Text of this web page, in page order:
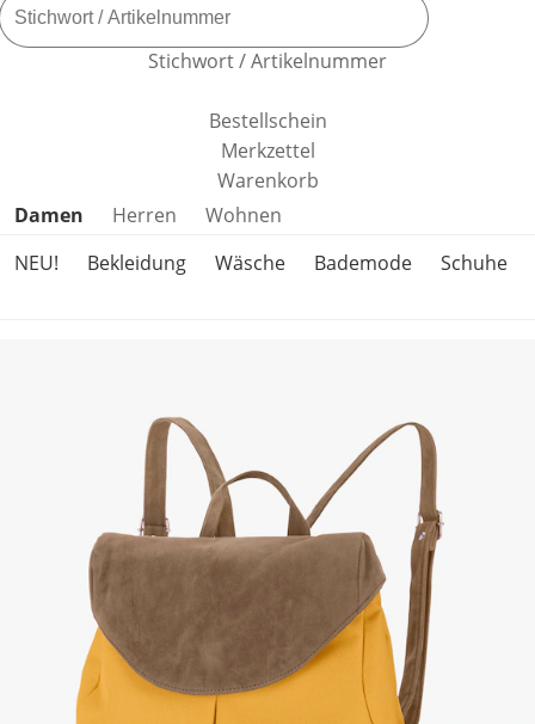
Stichwort / Artikelnummer
Bestellschein
Merkzettel
Warenkorb
Produktkategorien überspringen
Damen Herren
Wohnen
NEU!
Bekleidung Wäsche Bademode Schuhe